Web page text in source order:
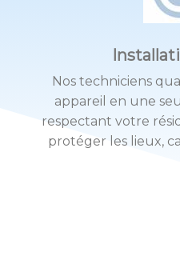
Nos techniciens
appareil en une
respectant votre
protéger les lieux,